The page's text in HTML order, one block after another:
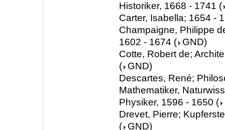
Historiker, 1668 - 1741 (
Carter, Isabella; 1654 -
Champaigne, Philippe
1602 - 1674 ( GND)
Cotte, Robert de;
( GND)
Descartes, René;
Mathematiker,
Physiker, 1596 - 1650 (
Drevet, Pierre;
( GND)